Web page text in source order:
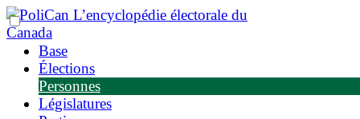
Base
Élections
Personnes
Législatures